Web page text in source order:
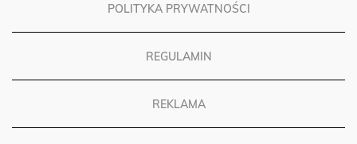
POLITYKA PRYWATNOŚCI
REGULAMIN
REKLAMA